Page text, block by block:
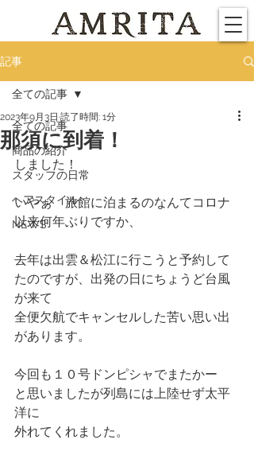
記事
全ての記事
商品の紹介
スタッフの日常
ヘアスタイル
NEWS
全ての記事
那須に到着！
2023年9月3日 読了時間: 1分
しました！
いやぁ　旅館に泊まるのなんてコロナ
以来何年ぶりですか、
去年は出雲＆松江に行こうと予約して
たのですが、出発の日にちょうど台風
が来て
全便欠航でキャンセルした苦い思い出
があります。
今回も１０号ドンピシャでまたかー
と思いましたが列島には上陸せず太平
洋に
外れてくれました。